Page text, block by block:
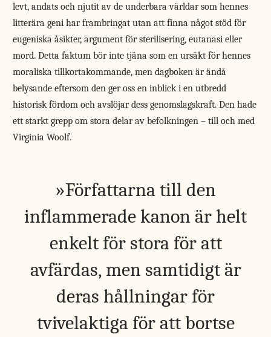
levt, andats och njutit av de underbara världar som hennes
litterära geni har frambringat utan att finna något stöd för
eugeniska åsikter, argument för sterilisering, eutanasi eller
mord. Detta faktum bör inte tjäna som en ursäkt för hennes
moraliska tillkortakommande, men dagboken är ändå
belysande eftersom den ger oss en inblick i en utbredd
historisk fördom och avslöjar dess genomslagskraft. Den hade
ett starkt grepp om stora delar av befolkningen – till och med
Virginia Woolf.
Författarna till den
inflammerade kanon är helt
enkelt för stora för att
avfärdas, men samtidigt är
deras hållningar för
tvivelaktiga för att bortse